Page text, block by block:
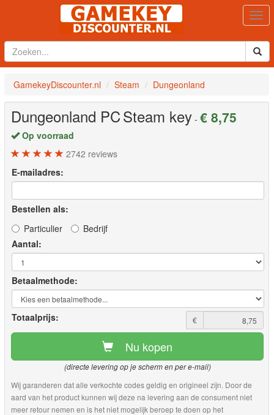
GamekeyDiscounter.nl Steam Dungeonland
Dungeonland PCSteam key - € 8,75
Op voorraad
2742 reviews
E-mailadres:
Bestellen als:
Particulier
Bedrijf
Aantal:
Betaalmethode:
Totaalprijs: €
Nu kopen
(directe levering op je scherm en per e-mail)
Wij garanderen dat alle verkochte codes geldig en origineel zijn. Door de
aard van het product kunnen wij deze na levering aan de consument niet
meer retour nemen en is het niet mogelijk beroep te doen op het